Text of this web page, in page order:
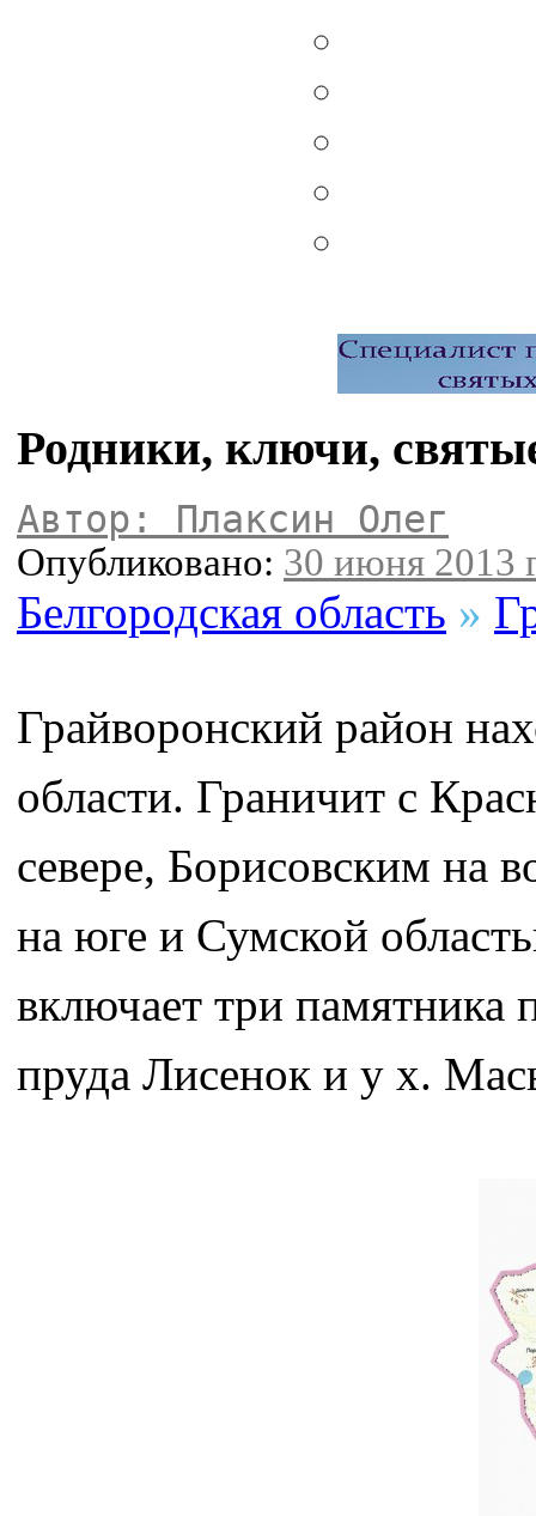
Родники, ключи,
Автор: Плаксин Олег
Опубликовано: 30 июня 2013
Белгородская область »
Грайворонский район
области. Граничит с
севере, Борисовским на
на юге и Сумской
включает три памятника
пруда Лисенок и у х.